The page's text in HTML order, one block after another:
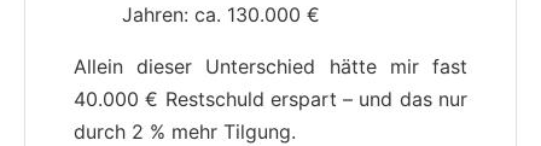
Jahren: ca. 130.000 €
Allein dieser Unterschied hätte mir fast
40.000 € Restschuld erspart – und das nur
durch 2 % mehr Tilgung.